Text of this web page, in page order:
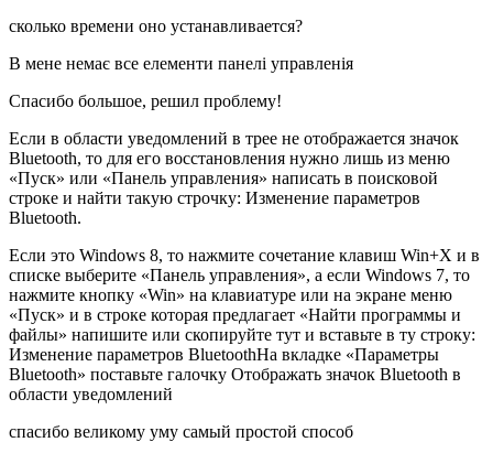
сколько времени оно устанавливается?
В мене немає все елементи панелі управленія
Спасибо большое, решил проблему!
Если в области уведомлений в трее не отображается значок
Bluetooth, то для его восстановления нужно лишь из меню
«Пуск» или «Панель управления» написать в поисковой
строке и найти такую строчку: Изменение параметров
Bluetooth.
Если это Windows 8, то нажмите сочетание клавиш Win+X и в
списке выберите «Панель управления», а если Windows 7, то
нажмите кнопку «Win» на клавиатуре или на экране меню
«Пуск» и в строке которая предлагает «Найти программы и
файлы» напишите или скопируйте тут и вставьте в ту строку:
Изменение параметров BluetoothНа вкладке «Параметры
Bluetooth» поставьте галочку Отображать значок Bluetooth в
области уведомлений
спасибо великому уму самый простой способ